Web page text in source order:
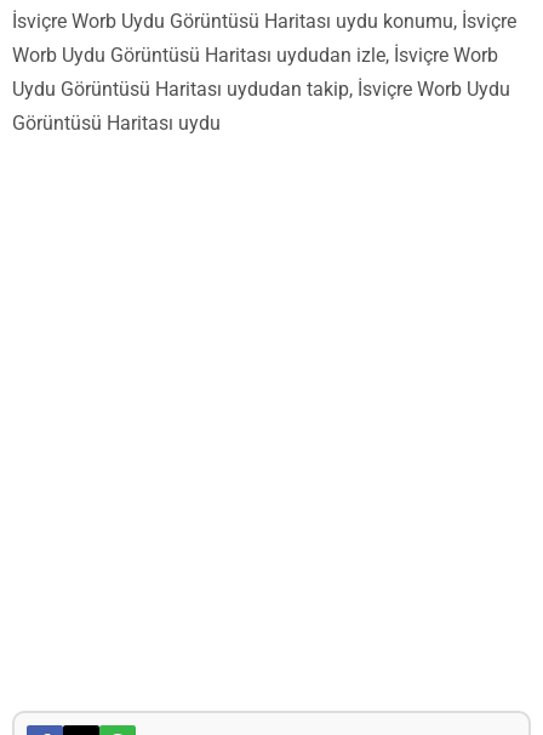
İsviçre Worb Uydu Görüntüsü Haritası uydu konumu, İsviçre
Worb Uydu Görüntüsü Haritası uydudan izle, İsviçre Worb
Uydu Görüntüsü Haritası uydudan takip, İsviçre Worb Uydu
Görüntüsü Haritası uydu